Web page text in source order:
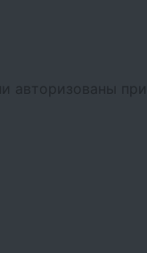
авторизованы при